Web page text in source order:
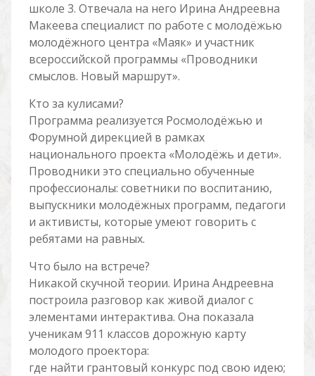
школе 3. Отвечала на него Ирина Андреевна
Макеева специалист по работе с молодёжью
молодёжного центра «Маяк» и участник
всероссийской программы «Проводники
смыслов. Новый маршрут».
Кто за кулисами?
Программа реализуется Росмолодёжью и
Форумной дирекцией в рамках
национального проекта «Молодёжь и дети».
Проводники это специально обученные
профессионалы: советники по воспитанию,
выпускники молодёжных программ, педагоги
и активисты, которые умеют говорить с
ребятами на равных.
Что было на встрече?
Никакой скучной теории. Ирина Андреевна
построила разговор как живой диалог с
элементами интерактива. Она показала
ученикам 911 классов дорожную карту
молодого проектора:
где найти грантовый конкурс под свою идею;